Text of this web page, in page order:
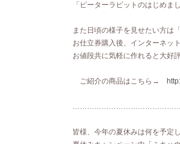
「ピーターラビットのはじめま
また日頃の様子を見せたい方は
お仕立券購入後、インターネッ
お値段共に気軽に作れると大好評
ご紹介の商品はこちら→
皆様、今年の夏休みは何を予定